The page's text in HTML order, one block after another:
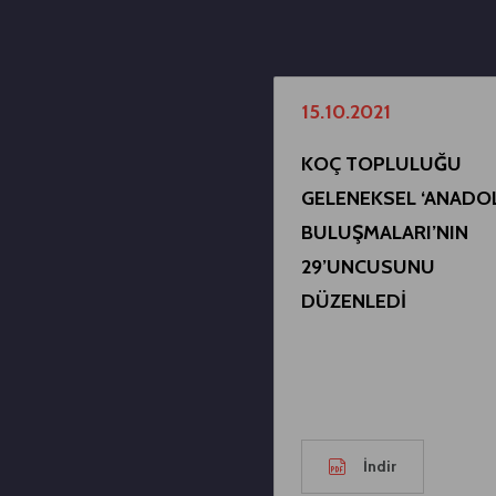
15.10.2021
KOÇ TOPLULUĞU
GELENEKSEL
BULUŞMALARI’NIN
29’UNCUSUNU
DÜZENLEDİ
İndir